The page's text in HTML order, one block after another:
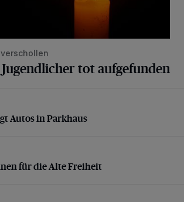
tot aufgefunden
Autos in Parkhaus
Autos in Parkhaus
für die Alte Freiheit
für die Alte Freiheit